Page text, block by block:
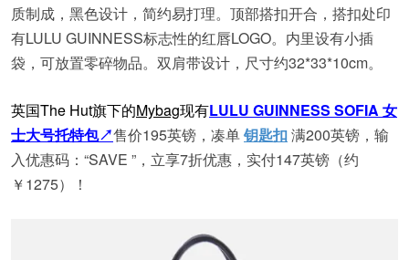
质制成，黑色设计，简约易打理。顶部搭扣开合，搭扣处印
有LULU GUINNESS标志性的红唇LOGO。内里设有小插
袋，可放置零碎物品。双肩带设计，尺寸约32*33*10cm。
英国The Hut旗下的Mybag现有LULU GUINNESS SOFIA 女
士大号托特包↗售价195英镑，凑单钥匙扣满200英镑，输
入优惠码：“SAVE ”，立享7折优惠，实付147英镑（约
￥1275）！